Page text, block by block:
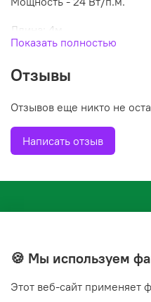
Длина: 4м.
монтаже - 45мм
Состав комплекта:
1. Коробка
отрезом) + электрический
3. Инструкция по монтажу
Показать полностью
Отзывы
Отзывов еще никто не
Написать отзыв
+7(843) 210-20-24
🍪 Мы используем
Этот веб‑сайт применяет